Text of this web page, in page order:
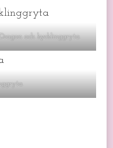
Dragon och kycklinggryta